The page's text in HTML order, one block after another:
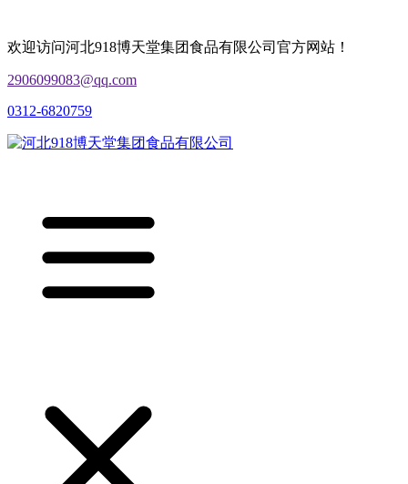
欢迎访问河北918博天堂集团食品有限公司官方网站！
2906099083@qq.com
0312-6820759